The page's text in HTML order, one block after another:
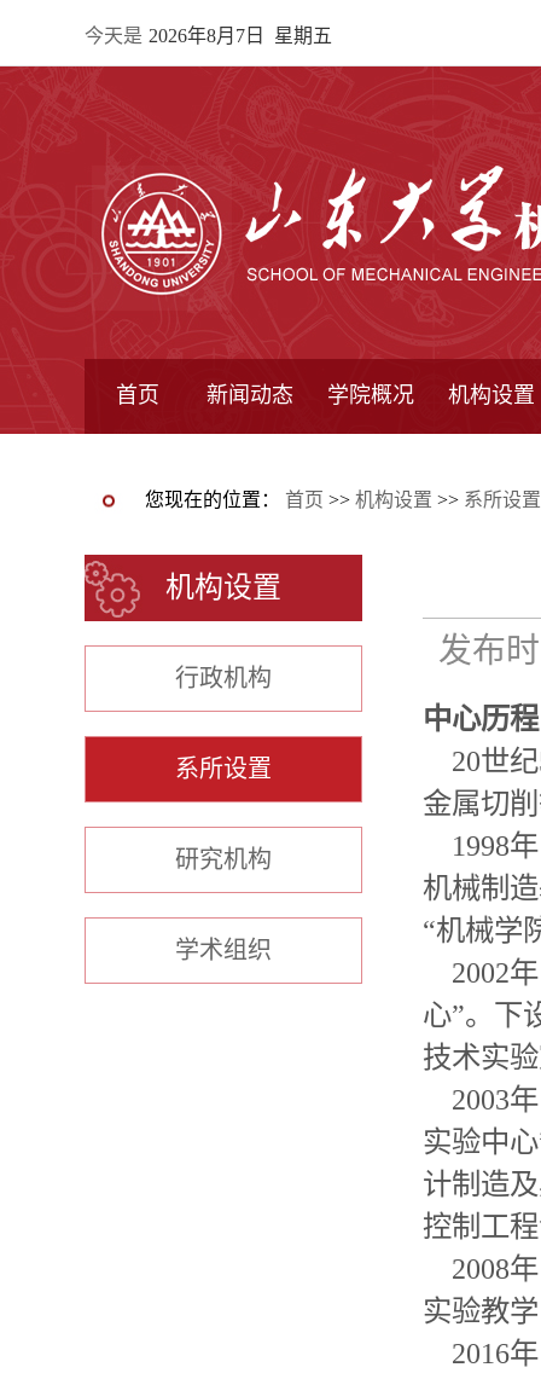
今天是 2026年8月7日 星期五
首页 新闻动态 学院概况 机构设置
您现在的位置： 首页 >> 机构设置 >> 系所设置
机构设置
行政机构
系所设置
研究机构
学术组织
发布
中心历
20世纪
金属切
1998年
机械制
“机械学
2002年
心”。下
技术实
2003年
实验中
计制造
控制工
2008
实验教
2016